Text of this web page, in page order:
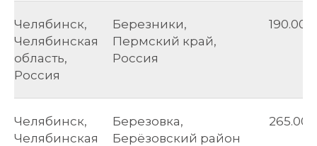
Челябинск,
Челябинская
область,
Россия
Березники,
Пермский край,
Россия
190.00
Челябинск,
Челябинская
Березовка,
Берёзовский район
265.00